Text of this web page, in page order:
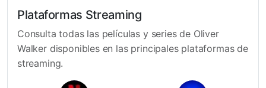
Plataformas Streaming
Consulta todas las películas y series de Oliver
Walker disponibles en las principales plataformas de
streaming.